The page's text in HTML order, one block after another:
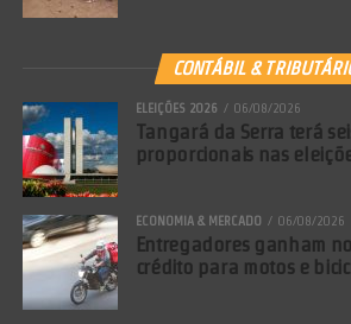
CONTÁBIL &
ELEIÇÕES 2026 06/08/2026
Tangará da Serra terá
proporcionais nas
ECONOMIA & MERCADO 06/08/2026
Entregadores ganham
crédito para motos e